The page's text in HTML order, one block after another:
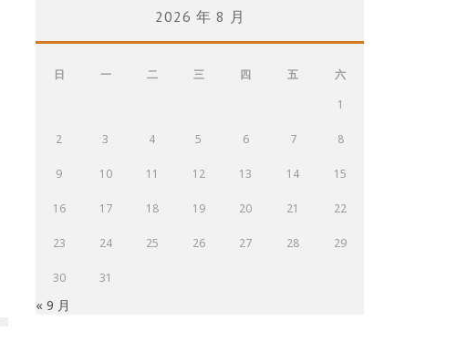
2026 年 8 月
日 一 二 三 四 五
六
1
2 3 4 5 6 7 8
9 10 11 12 13 14 15
16 17 18 19 20 21 22
23 24 25 26 27 28 29
30 31
« 9 月